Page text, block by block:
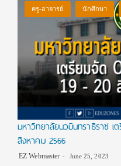
ครู-อาจารย์ นักศึกษา
มหาวิทยาลัยนวมินทราธิราช เ
สิงหาคม 2566
EZ Webmaster June 25, 2023